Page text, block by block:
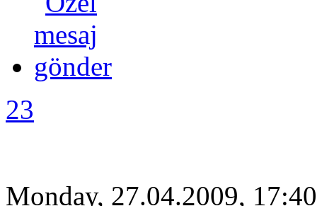
23
Monday, 27.04.2009, 17:40